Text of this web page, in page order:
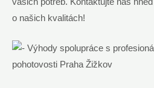
o našich ‍kvalitách!